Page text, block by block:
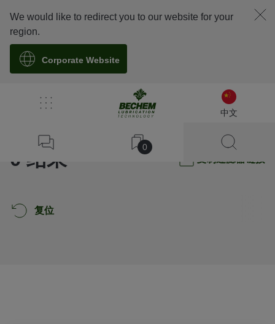
中文
0
We would like to redirect you to our website for your
region.
Corporate Website
筛选
0 结果
复位